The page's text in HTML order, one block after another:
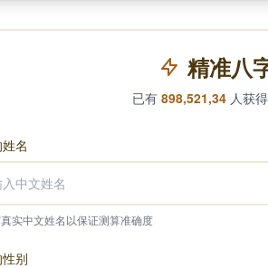
精准八
已有 898,521,34 人获
名
实中文姓名以保证测算准确度
别